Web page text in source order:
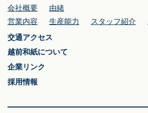
会社概要
由緒
営業内容
生産能力 スタッフ紹介
交通アクセス
越前和紙について
企業リンク
採用情報